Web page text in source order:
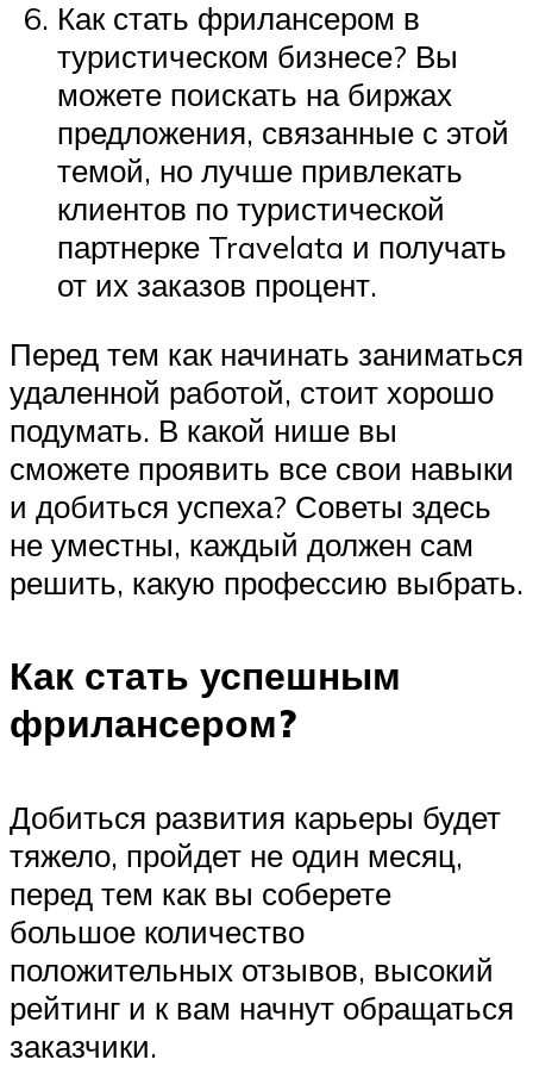
Как стать фрилансером в
туристическом бизнесе? Вы
можете поискать на биржах
предложения, связанные с этой
темой, но лучше привлекать
клиентов по туристической
партнерке Travelata и получать
от их заказов процент.
Перед тем как начинать заниматься
удаленной работой, стоит хорошо
подумать. В какой нише вы
сможете проявить все свои навыки
и добиться успеха? Советы здесь
не уместны, каждый должен сам
решить, какую профессию выбрать.
Как стать успешным
фрилансером?
Добиться развития карьеры будет
тяжело, пройдет не один месяц,
перед тем как вы соберете
большое количество
положительных отзывов, высокий
рейтинг и к вам начнут обращаться
заказчики.